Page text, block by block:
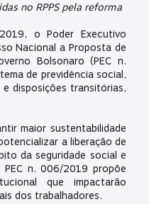
no RPPS pela reforma
o Poder Executivo
Nacional a Proposta de
Bolsonaro (PEC n.
de previdência social,
disposições transitórias,
maior sustentabilidade
a liberação de
da seguridade social e
n. 006/2019 propõe
que impactarão
dos trabalhadores.